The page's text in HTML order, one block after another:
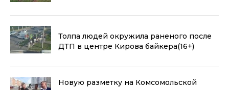
Толпа людей окружила раненого после
ДТП в центре Кирова байкера(16+)
Новую разметку на Комсомольской